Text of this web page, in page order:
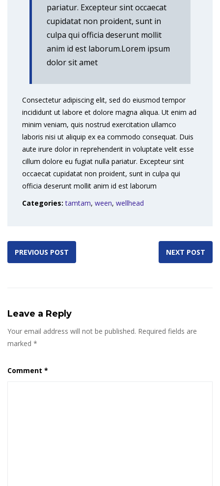
pariatur. Excepteur sint occaecat
cupidatat non proident, sunt in
culpa qui officia deserunt mollit
anim id est laborum.Lorem ipsum
dolor sit amet
Consectetur adipiscing elit, sed do eiusmod tempor
incididunt ut labore et dolore magna aliqua. Ut enim ad
minim veniam, quis nostrud exercitation ullamco
laboris nisi ut aliquip ex ea commodo consequat. Duis
aute irure dolor in reprehenderit in voluptate velit esse
cillum dolore eu fugiat nulla pariatur. Excepteur sint
occaecat cupidatat non proident, sunt in culpa qui
officia deserunt mollit anim id est laborum
Categories:tamtam, ween, wellhead
PREVIOUS POST NEXT POST
Leave a Reply
Your email address will not be published. Required fields are
marked *
Comment *